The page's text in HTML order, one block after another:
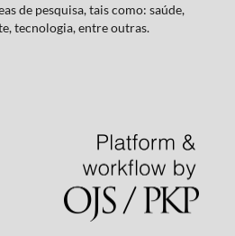
de pesquisa, tais como: saúde,
tecnologia, entre outras.